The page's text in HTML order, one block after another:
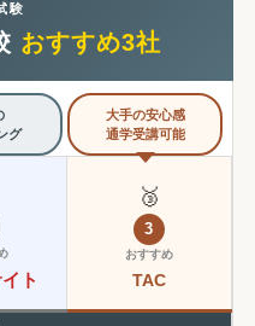
験
おすすめ3社
グ
大手の安心感
通学受講可能
ト
🥉
3
おすすめ
TAC